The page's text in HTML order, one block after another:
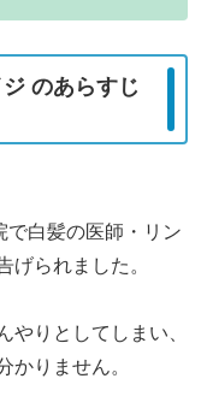
のあらすじ
で白髪の医師・リン
げられました。
やりとしてしまい、
かりません。